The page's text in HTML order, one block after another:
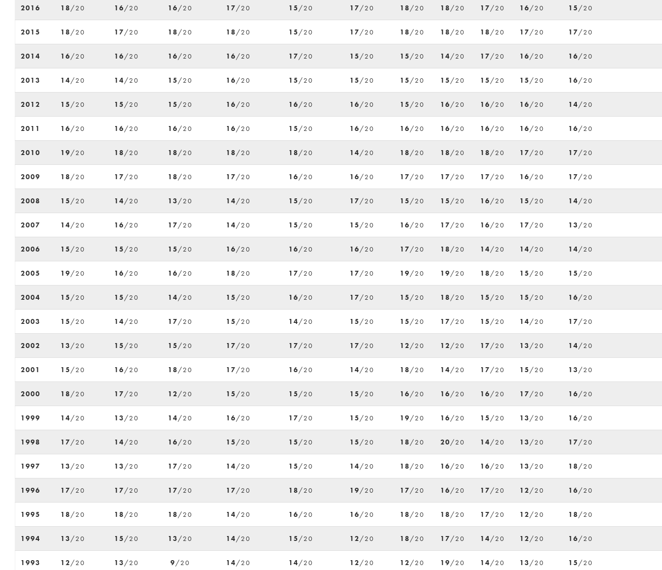
2016 18/20 16/20 16/20 17/20 15/20 17/20 18/20 18/20 17/20 16/20 15/20
2015 18/20 17/20 18/20 18/20 15/20 17/20 18/20 18/20 18/20 17/20 17/20
2014 16/20 16/20 16/20 16/20 17/20 15/20 15/20 14/20 17/20 16/20 16/20
2013 14/20 14/20 15/20 16/20 15/20 15/20 15/20 15/20 15/20 15/20 16/20
2012 15/20 15/20 15/20 16/20 16/20 16/20 15/20 16/20 16/20 16/20 14/20
2011 16/20 16/20 16/20 16/20 15/20 16/20 16/20 16/20 16/20 16/20 16/20
2010 19/20 18/20 18/20 18/20 18/20 14/20 18/20 18/20 18/20 17/20 17/20
2009 18/20 17/20 18/20 17/20 16/20 16/20 17/20 17/20 17/20 16/20 17/20
2008 15/20 14/20 13/20 14/20 15/20 17/20 15/20 15/20 16/20 15/20 14/20
2007 14/20 16/20 17/20 14/20 15/20 15/20 16/20 17/20 16/20 17/20 13/20
2006 15/20 15/20 15/20 16/20 16/20 16/20 17/20 18/20 14/20 14/20 14/20
2005 19/20 16/20 16/20 18/20 17/20 17/20 19/20 19/20 18/20 15/20 15/20
2004 15/20 15/20 14/20 15/20 16/20 17/20 15/20 18/20 15/20 15/20 16/20
2003 15/20 14/20 17/20 15/20 14/20 15/20 15/20 17/20 15/20 14/20 17/20
2002 13/20 15/20 15/20 17/20 17/20 17/20 12/20 12/20 17/20 13/20 14/20
2001 15/20 16/20 18/20 17/20 16/20 14/20 18/20 14/20 17/20 15/20 13/20
2000 18/20 17/20 12/20 15/20 15/20 15/20 16/20 16/20 16/20 17/20 16/20
1999 14/20 13/20 14/20 16/20 17/20 15/20 19/20 16/20 15/20 13/20 16/20
1998 17/20 14/20 16/20 15/20 15/20 15/20 18/20 20/20 14/20 13/20 17/20
1997 13/20 13/20 17/20 14/20 15/20 14/20 18/20 16/20 16/20 13/20 18/20
1996 17/20 17/20 17/20 17/20 18/20 19/20 17/20 16/20 17/20 12/20 16/20
1995 18/20 18/20 18/20 14/20 16/20 16/20 18/20 18/20 17/20 12/20 18/20
1994 13/20 15/20 13/20 14/20 15/20 12/20 18/20 17/20 14/20 12/20 16/20
1993 12/20 13/20 9/20 14/20 14/20 12/20 12/20 19/20 14/20 13/20 15/20